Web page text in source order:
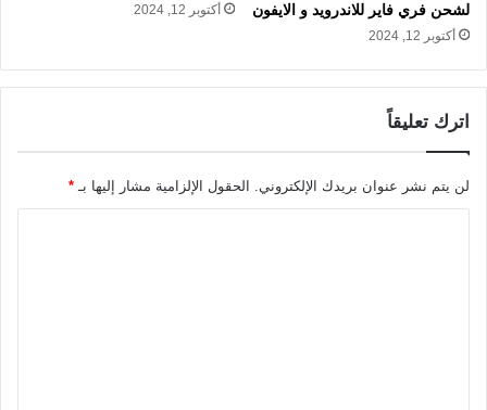
لشحن فري فاير للاندرويد و الايفون
أكتوبر 12, 2024
أكتوبر 12, 2024
اترك تعليقاً
لن يتم نشر عنوان بريدك الإلكتروني. الحقول الإلزامية مشار إليها بـ *